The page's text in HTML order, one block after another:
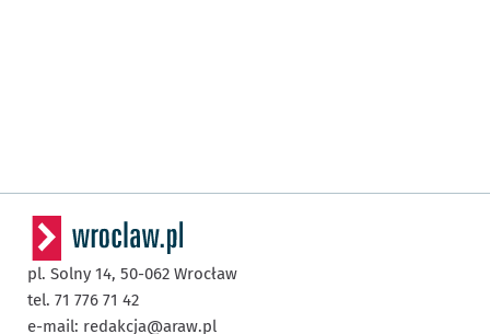
pl. Solny 14, 50-062 Wrocław
tel. 71 776 71 42
e-mail: redakcja@araw.pl